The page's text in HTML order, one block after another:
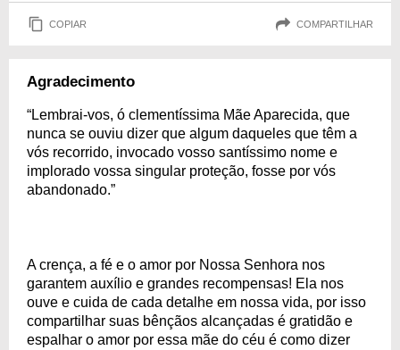
COPIAR COMPARTILHAR
Agradecimento
“Lembrai-vos, ó clementíssima Mãe Aparecida, que
nunca se ouviu dizer que algum daqueles que têm a
vós recorrido, invocado vosso santíssimo nome e
implorado vossa singular proteção, fosse por vós
abandonado.”
A crença, a fé e o amor por Nossa Senhora nos
garantem auxílio e grandes recompensas! Ela nos
ouve e cuida de cada detalhe em nossa vida, por isso
compartilhar suas bênçãos alcançadas é gratidão e
espalhar o amor por essa mãe do céu é como dizer